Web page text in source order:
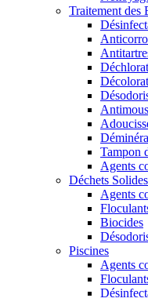
Traitement des
Tampon
Agents
Déchets
Agents
Biocides
Piscines
Agents